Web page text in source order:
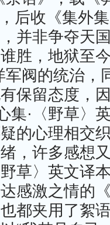
后收《集外
并非争夺天
胜，地狱至
军阀的统治，
保留态度，
集·〈野草〉
的心理相交
，许多感想
草〉英文译
感激之情的
都夹用了絮